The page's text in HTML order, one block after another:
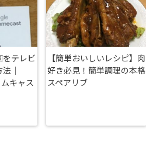
をテレビ
｜
キャス
【簡単おいしいレシピ】肉
好き必見！簡単調理の本格
スペアリブ